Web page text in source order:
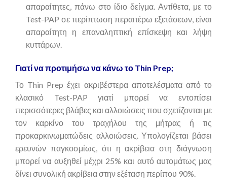
απαραίτητες, πάνω στο ίδιο δείγμα. Αντίθετα, με το
Test-PAP σε περίπτωση περαιτέρω εξετάσεων, είναι
απαραίτητη η επαναληπτική επίσκεψη και λήψη
κυττάρων.
Γιατί να προτιμήσω να κάνω το Thin Prep;
Το Thin Prep έχει ακριβέστερα αποτελέσματα από το
κλασικό Test-PAP γιατί μπορεί να εντοπίσει
περισσότερες βλάβες και αλλοιώσεις που σχετίζονται με
τον καρκίνο του τραχήλου της μήτρας ή τις
προκαρκινωματώδεις αλλοιώσεις. Υπολογίζεται βάσει
ερευνών παγκοσμίως, ότι η ακρίβεια στη διάγνωση
μπορεί να αυξηθεί μέχρι 25% και αυτό αυτομάτως μας
δίνει συνολική ακρίβεια στην εξέταση περίπου 90%.